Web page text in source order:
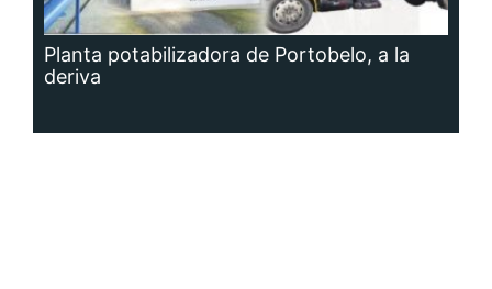
Planta potabilizadora de Portobelo, a la
deriva